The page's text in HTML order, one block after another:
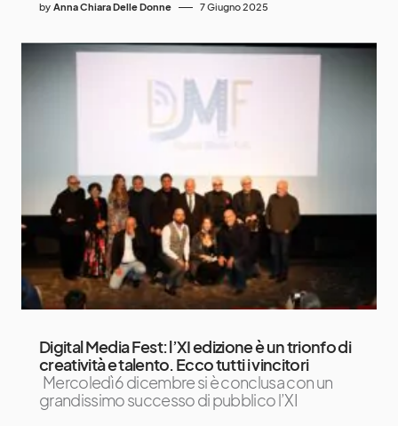
by Anna Chiara Delle Donne 7 Giugno 2025
Digital Media Fest: l’XI edizione è un trionfo di
creatività e talento. Ecco tutti i vincitori
Mercoledì 6 dicembre si è conclusa con un
grandissimo successo di pubblico l’XI